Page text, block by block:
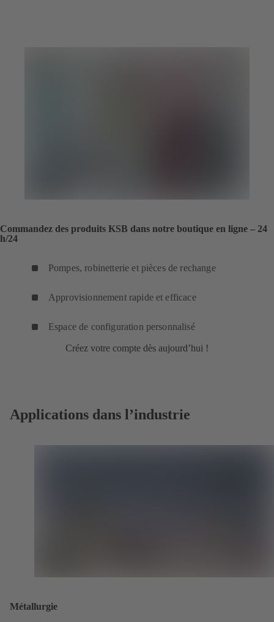
Commandez des produits KSB dans notre boutique en ligne – 24
h/24
Pompes, robinetterie et pièces de rechange
Approvisionnement rapide et efficace
Espace de configuration personnalisé
Créez votre compte dès aujourd’hui !
Applications dans l’industrie
Métallurgie